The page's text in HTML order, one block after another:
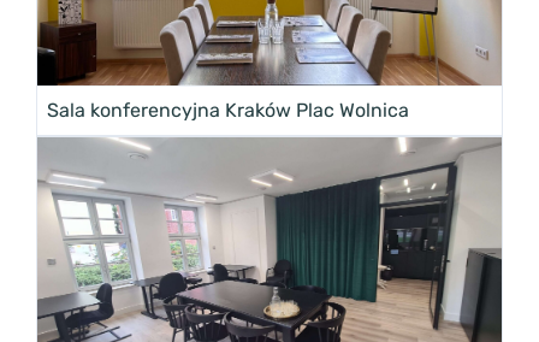
Sala konferencyjna Kraków Plac Wolnica